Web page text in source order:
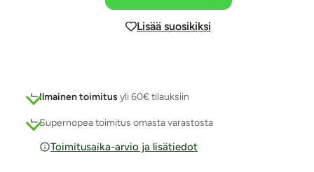
Lisää suosikiksi
Ilmainen toimitus yli 60€ tilauksiin
Supernopea toimitus omasta varastosta
Toimitusaika-arvio ja lisätiedot